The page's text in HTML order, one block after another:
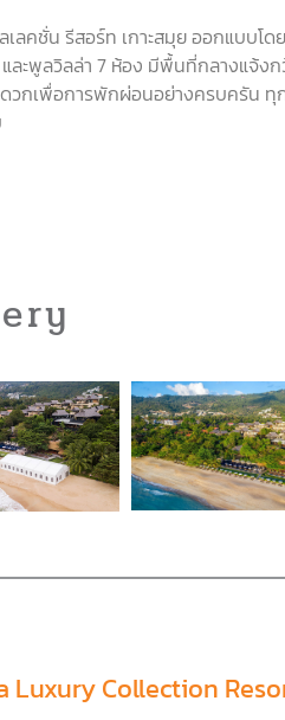
ลคชั่น รีสอร์ท เกาะสมุยออกแบบโด
ละพูลวิลล่า 7 ห้อง มีพื้นที่กลางแจ้งก
กเพื่อการพักผ่อนอย่างครบครัน ทุก
Luxury Collection